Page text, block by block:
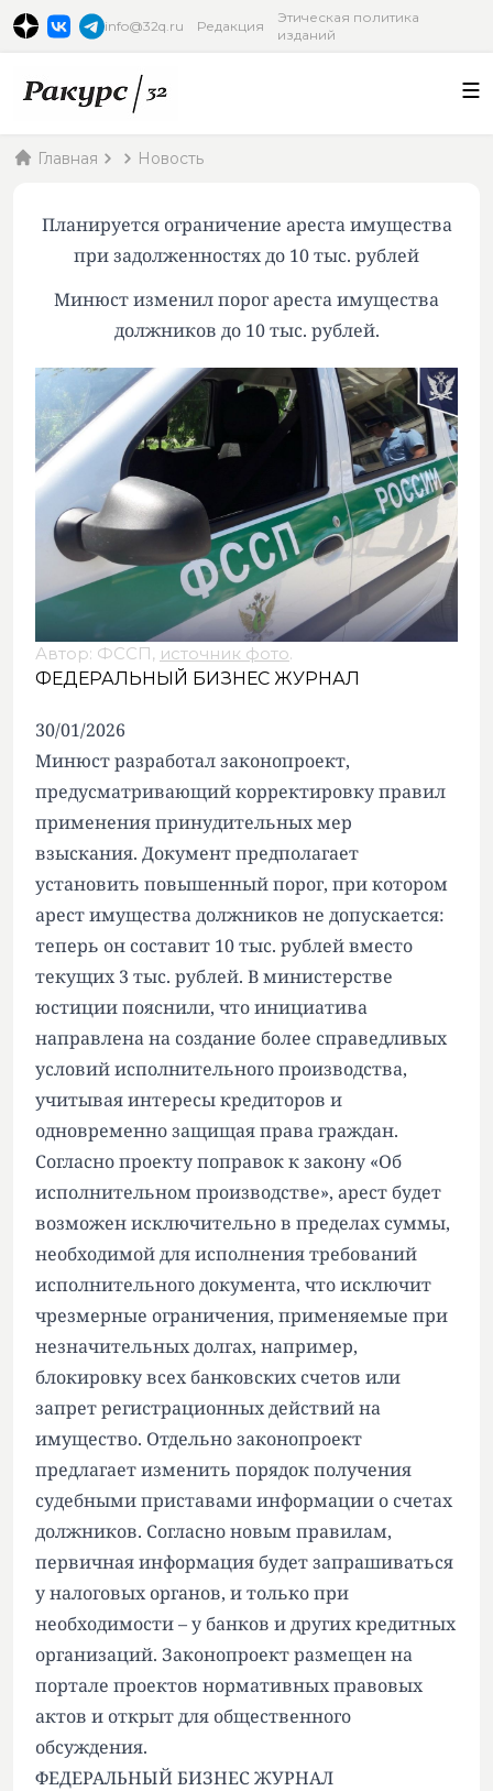
info@32q.ru Редакция
Этическая политика
изданий
Главная Новость
Планируется ограничение ареста имущества
при задолженностях до 10 тыс. рублей
Минюст изменил порог ареста имущества
должников до 10 тыс. рублей.
Автор: ФССП, источник фото.
ФЕДЕРАЛЬНЫЙ БИЗНЕС ЖУРНАЛ
30/01/2026
Минюст разработал законопроект,
предусматривающий корректировку правил
применения принудительных мер
взыскания. Документ предполагает
установить повышенный порог, при котором
арест имущества должников не допускается:
теперь он составит 10 тыс. рублей вместо
текущих 3 тыс. рублей. В министерстве
юстиции пояснили, что инициатива
направлена на создание более справедливых
условий исполнительного производства,
учитывая интересы кредиторов и
одновременно защищая права граждан.
Согласно проекту поправок к закону «Об
исполнительном производстве», арест будет
возможен исключительно в пределах суммы,
необходимой для исполнения требований
исполнительного документа, что исключит
чрезмерные ограничения, применяемые при
незначительных долгах, например,
блокировку всех банковских счетов или
запрет регистрационных действий на
имущество. Отдельно законопроект
предлагает изменить порядок получения
судебными приставами информации о счетах
должников. Согласно новым правилам,
первичная информация будет запрашиваться
у налоговых органов, и только при
необходимости – у банков и других кредитных
организаций. Законопроект размещен на
портале проектов нормативных правовых
актов и открыт для общественного
обсуждения.
ФЕДЕРАЛЬНЫЙ БИЗНЕС ЖУРНАЛ